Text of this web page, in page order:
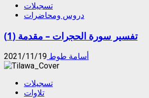
تسجيلات
دروس ومحاضرات
تفسير سورة الحجرات – مقدمة (1)
أسامة طوط 2021/11/19
تسجيلات
تلاوات